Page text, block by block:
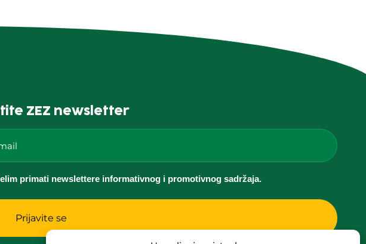
ZEZ newsletter
primati newslettere informativnog i promotivnog sadržaja.